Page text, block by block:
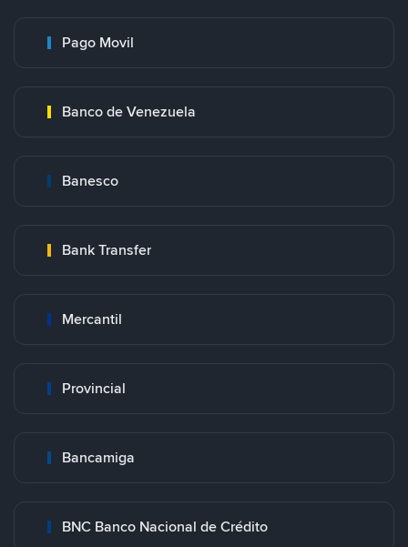
Pago Movil
Banco de Venezuela
Banesco
Bank Transfer
Mercantil
Provincial
Bancamiga
BNC Banco Nacional de Crédito